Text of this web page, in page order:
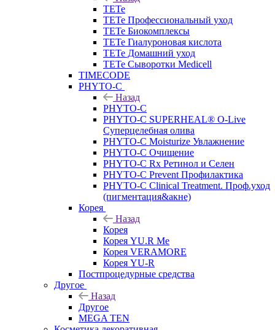
TETe
TETe Профессиональный уход
TETe Биокомплексы
TETe Гиалуроновая кислота
TETe Домашний уход
TETe Сыворотки Medicell
TIMECODE
PHYTO-C
Назад
PHYTO-C
PHYTO-C SUPERHEAL® O-Live
Суперцелебная олива
PHYTO-C Moisturize Увлажнение
PHYTO-C Очищение
PHYTO-C Rx Ретинол и Селен
PHYTO-C Prevent Профилактика
PHYTO-C Clinical Treatment. Проф.уход
(пигментация&акне)
Корея
Назад
Корея
Корея YU.R Me
Корея VERAMORE
Корея YU-R
Постпроцедурные средства
Другое
Назад
Другое
MEGA TEN